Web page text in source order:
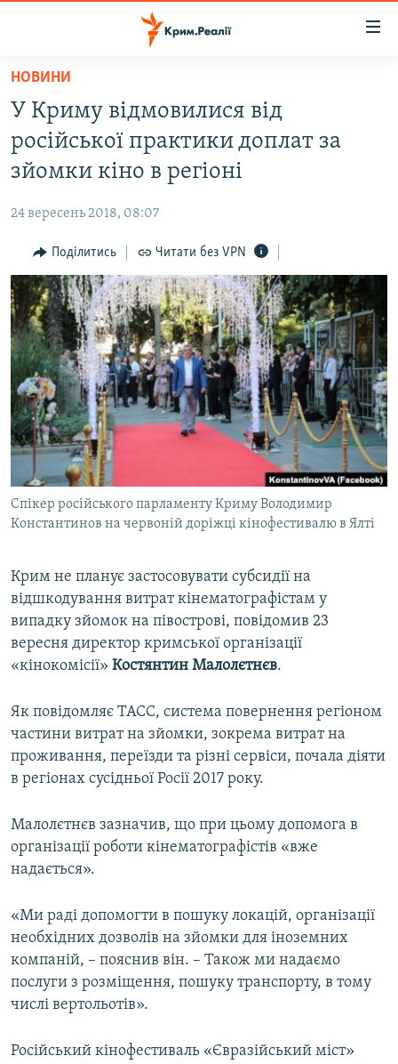
Перейти
основного
матеріалу
Перейти
до
основної
навігації
Перейти
до
пошуку
ВОДА.КРИМ
ВІДЕО ТА ФОТО
БЛОГИ
ПОГЛЯД
ІНТЕРВ'Ю
ВСЕ ЗА ДЕНЬ
СПЕЦПРОЕКТИ
ДЕПОРТАЦІЯ
ВІДЕОУРОКИ «ELIFBE»
СВІДЧЕННЯ ОКУПАЦІЇ
УКРАЇНСЬКА ПРОБЛЕМА КРИМУ
ІНФОГРАФІКА
ЯК ОБІЙТИ БЛОКУВАННЯ
Русский
Qırımtatar
ДОЛУЧАЙСЯ!
Усі сайти RFE/RL
НОВИНИ
У Криму відмовилися від
російської практики доплат за
зйомки кіно в регіоні
24 вересень 2018, 08:07
Поділитись Читати без VPN
Спікер російського парламенту Криму Володимир
Константинов на червоній доріжці кінофестивалю в Ялті
Крим не планує застосовувати субсидії на
відшкодування витрат кінематографістам у
випадку зйомок на півострові, повідомив 23
вересня директор кримської організації
«кінокомісії» Костянтин Малолєтнєв.
Як повідомляє ТАСС, система повернення регіоном
частини витрат на зйомки, зокрема витрат на
проживання, переїзди та різні сервіси, почала діяти
в регіонах сусідньої Росії 2017 року.
Малолєтнєв зазначив, що при цьому допомога в
організації роботи кінематографістів «вже
надається».
«Ми раді допомогти в пошуку локацій, організації
необхідних дозволів на зйомки для іноземних
компаній, – пояснив він. – Також ми надаємо
послуги з розміщення, пошуку транспорту, в тому
числі вертольотів».
Російський кінофестиваль «Євразійський міст»